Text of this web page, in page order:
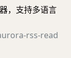
，支持多语言
rss-read